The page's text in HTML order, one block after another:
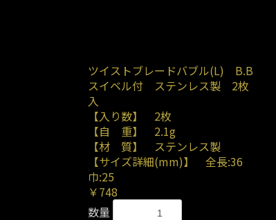
ツイストブレードバブル(L) B.B
スイベル付 ステンレス製 2枚
入
【入り数】 2枚
【自 重】 2.1g
【材 質】 ステンレス製
【サイズ詳細(mm)】 全長:36
巾:25
￥748
数量